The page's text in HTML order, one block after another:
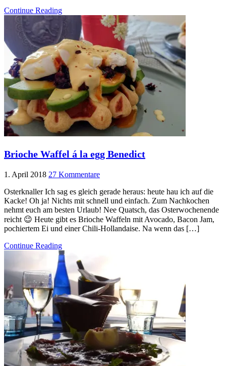
Continue Reading
Brioche Waffel á la egg Benedict
1. April 2018 27 Kommentare
Osterknaller Ich sag es gleich gerade heraus: heute hau ich auf die
Kacke! Oh ja! Nichts mit schnell und einfach. Zum Nachkochen
nehmt euch am besten Urlaub! Nee Quatsch, das Osterwochenende
reicht 😉 Heute gibt es Brioche Waffeln mit Avocado, Bacon Jam,
pochiertem Ei und einer Chili-Hollandaise. Na wenn das […]
Continue Reading